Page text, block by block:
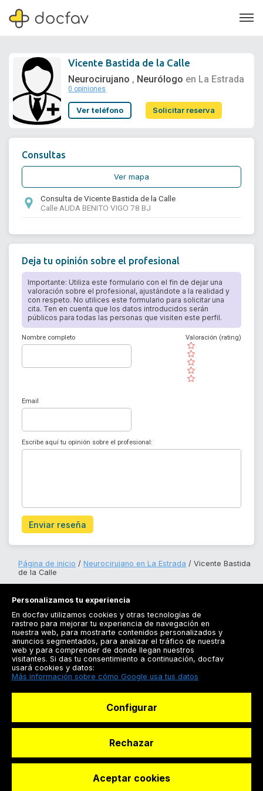
Soporte
Vicente Bastida de la Calle
Neurocirujano , Neurólogo en La Estrada
0 opiniones
Ver teléfono Solicitar reserva
Consultas
Ver mapa
Consulta de Vicente Bastida de la Calle
Calle AUDA BENITO VIGO 78 BJ
Deja tu opinión sobre el profesional
Importante: Utiliza este formulario con el fin de dejar una
valoración sobre el profesional, ajustándote a la realidad y
con respeto. No utilices este formulario para solicitar una
cita. Ten en cuenta que los datos introducidos serán
públicos para todas las personas que visiten este perfil.
Nombre completo
( )
( )
( )
( )
( )
Valoración (rating)
Email
Escribe aquí tu opinión sobre el profesional:
Enviar reseña
Página de inicio Neurocirujano en La Estrada
Vicente Bastida
de la Calle
Registrarse
Docfav
© Dashboard Technologies S.L
Personalizamos tu experiencia
En docfav utilizamos cookies y otras tecnologías de
rastreo para mejorar tu experiencia de navegación en
nuestra web, para mostrarte contenidos personalizados y
anuncios segmentados, para analizar el tráfico de nuestra
web y para comprender de donde llegan nuestros
visitantes. Si das tu consentimiento a continuación, docfav
usará cookies y datos:
Más información sobre cómo Google usa tus datos
Configurar
Rechazar
Aceptar cookies